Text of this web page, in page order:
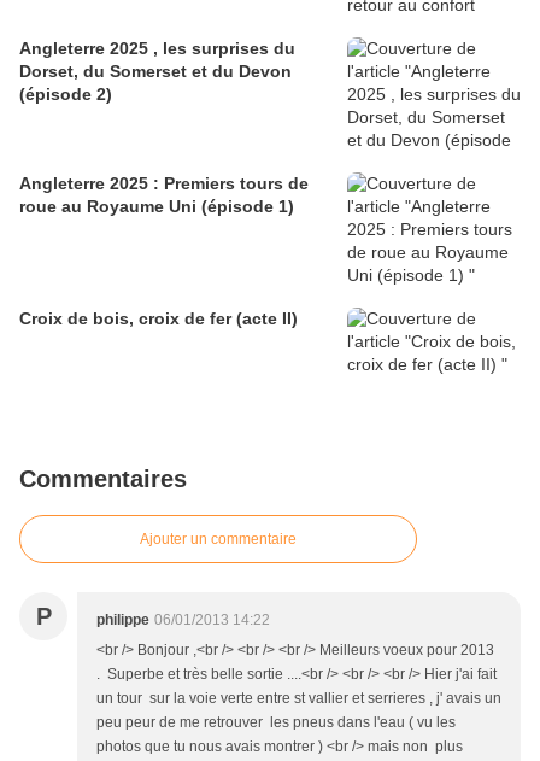
Angleterre 2025 , les surprises du
Dorset, du Somerset et du Devon
(épisode 2)
Angleterre 2025 : Premiers tours de
roue au Royaume Uni (épisode 1)
Croix de bois, croix de fer (acte II)
Commentaires
Ajouter un commentaire
P philippe 06/01/2013 14:22
<br /> Bonjour ,<br /> <br /> <br /> Meilleurs voeux pour 2013
. Superbe et très belle sortie ....<br /> <br /> <br /> Hier j'ai fait
un tour sur la voie verte entre st vallier et serrieres , j' avais un
peu peur de me retrouver les pneus dans l'eau ( vu les
photos que tu nous avais montrer ) <br /> mais non plus